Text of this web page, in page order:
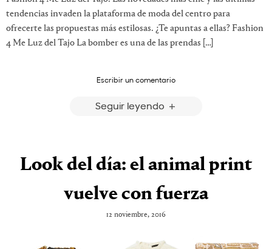
tendencias invaden la plataforma de moda del centro para
ofrecerte las propuestas más estilosas. ¿Te apuntas a ellas? Fashion
4 Me Luz del Tajo La bomber es una de las prendas […]
Escribir un comentario
Seguir leyendo
Look del día: el animal print
vuelve con fuerza
12 noviembre, 2016